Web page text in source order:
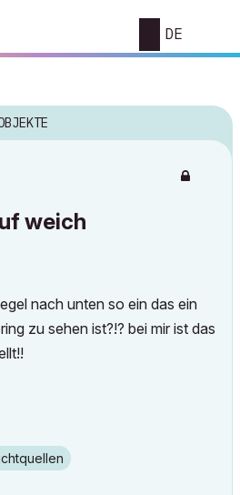
DE
weich
nach unten so ein das ein
zu sehen ist?!? bei mir ist das